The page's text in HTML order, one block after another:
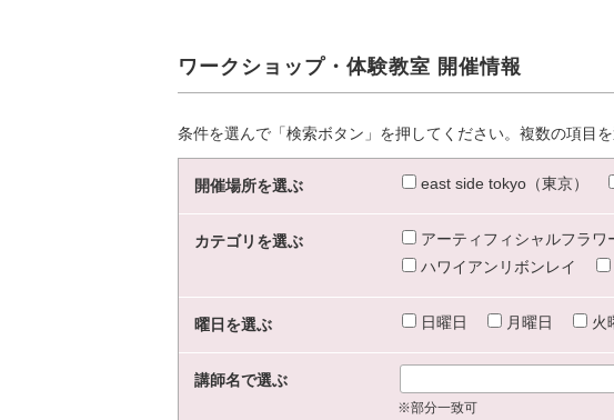
ワークショップ・体験教室 開催情報
条件を選んで「検索ボタン」を押してください。複数の項目を
開催場所を選ぶ east side tokyo（東京）
カテゴリを選ぶ アーティフィシャルフラワ
ハワイアンリボンレイ
曜日を選ぶ 日曜日 月曜日 火
講師名で選ぶ
※部分一致可